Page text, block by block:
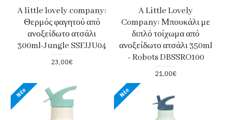
A little lovely company:
Θερμός φαγητού από
ανοξείδωτο ατσάλι
300ml-Jungle SSFJJU04
23,00€
A Little Lovely
Company: Μπουκάλι με
διπλό τοίχωμα από
ανοξείδωτο ατσάλι 350ml
- Robots DBSSRO100
21,00€
Νέο Νέο